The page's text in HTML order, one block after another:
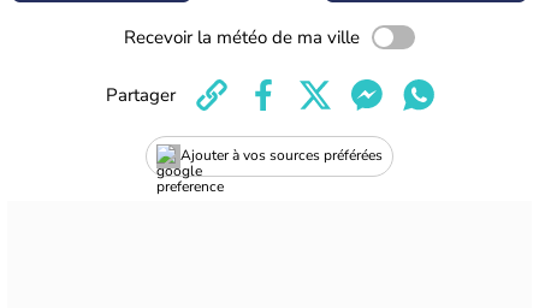
Recevoir la météo de ma ville
Ajouter à vos sources préférées
Partager